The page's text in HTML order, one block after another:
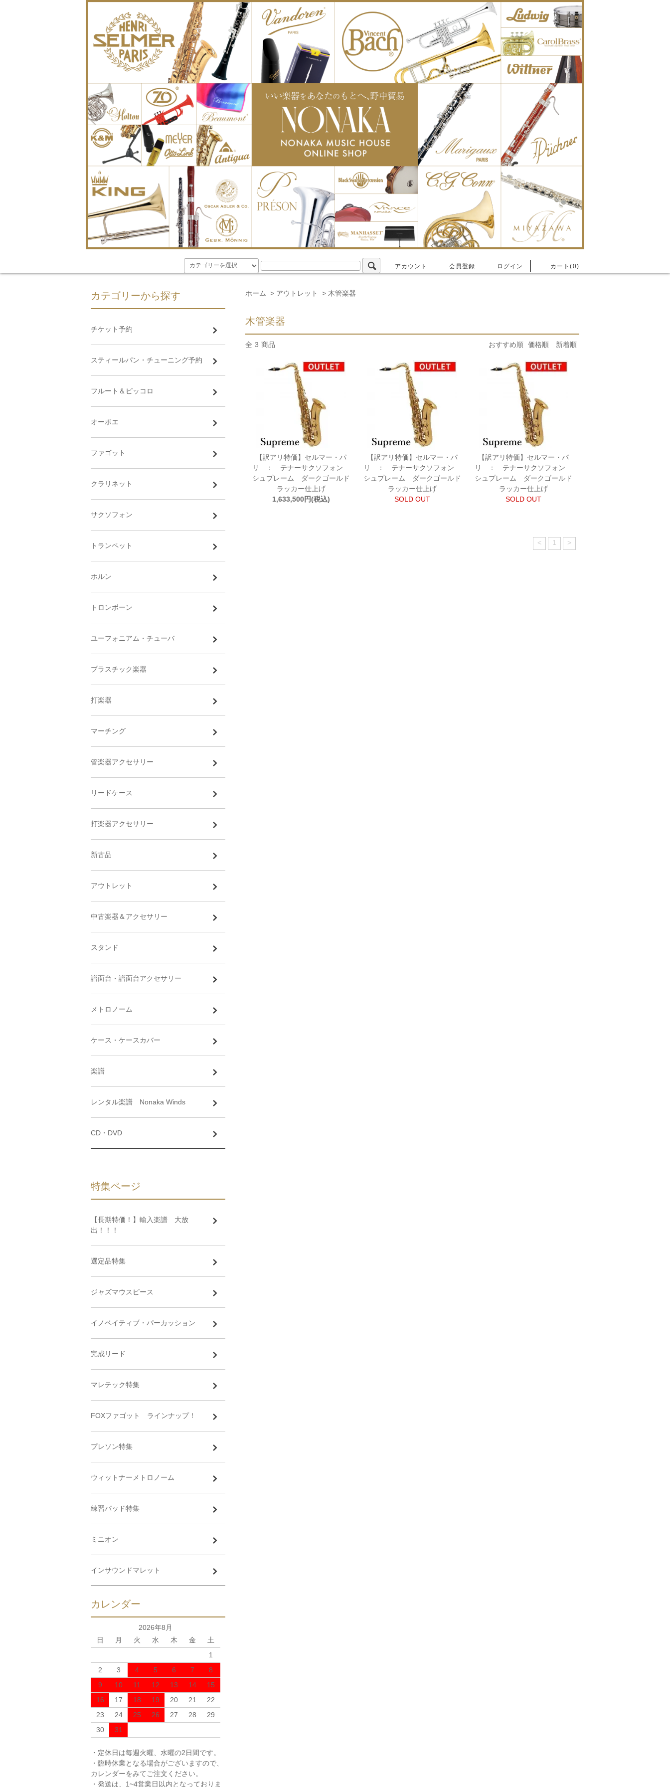
アカウント 会員登録 ログイン カート(0)
ホーム > アウトレット > 木管楽器
木管楽器
全 3 商品 おすすめ順 価格順 新着順
【訳アリ特価】セルマー・パ
リ ： テナーサクソフォン
シュプレーム ダークゴールド
ラッカー仕上げ
1,633,500円(税込)
【訳アリ特価】セルマー・パ
リ ： テナーサクソフォン
シュプレーム ダークゴールド
ラッカー仕上げ
SOLD OUT
【訳アリ特価】セルマー・パ
リ ： テナーサクソフォン
シュプレーム ダークゴールド
ラッカー仕上げ
SOLD OUT
< 1 >
カテゴリーから探す
チケット予約
スティールパン・チューニング予約
フルート＆ピッコロ
オーボエ
ファゴット
クラリネット
サクソフォン
トランペット
ホルン
トロンボーン
ユーフォニアム・チューバ
プラスチック楽器
打楽器
マーチング
管楽器アクセサリー
リードケース
打楽器アクセサリー
新古品
アウトレット
中古楽器＆アクセサリー
スタンド
譜面台・譜面台アクセサリー
メトロノーム
ケース・ケースカバー
楽譜
レンタル楽譜 Nonaka Winds
CD・DVD
特集ページ
【長期特価！】輸入楽譜 大放
出！！！
選定品特集
ジャズマウスピース
イノベイティブ・パーカッション
完成リード
マレテック特集
FOXファゴット ラインナップ！
プレソン特集
ウィットナーメトロノーム
練習パッド特集
ミニオン
インサウンドマレット
カレンダー
2026年8月
日
月 火 水 木 金
土
1
2
3 4 5 6 7
8
9
10 11 12 13 14
15
16
17 18 19 20 21
22
23
24 25 26 27 28
29
30
31
・定休日は毎週火曜、水曜の2日間です。
・臨時休業となる場合がございますので、
カレンダーをみてご注文ください。
・発送は、1~4営業日以内となっておりま